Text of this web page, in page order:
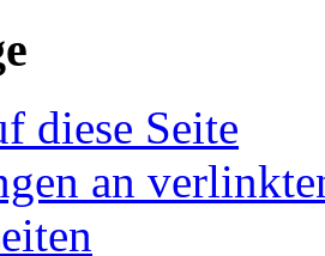
diese Seite
an